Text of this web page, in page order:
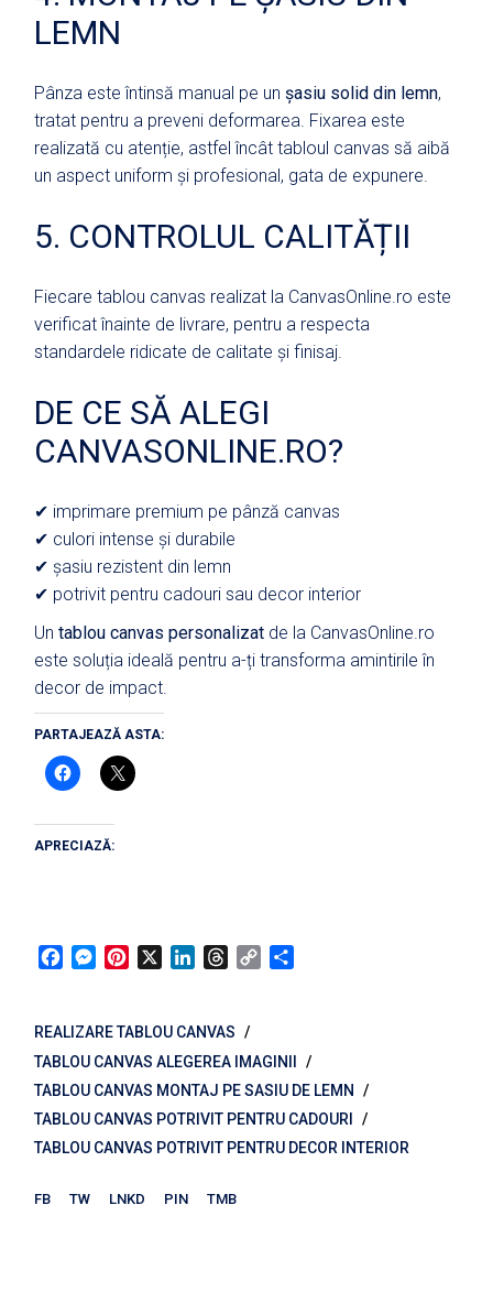
LEMN
Pânza este întinsă manual pe unșasiu solid din lemn,
tratat pentru a preveni deformarea. Fixarea este
realizată cu atenție, astfel încât tabloul canvas să aibă
un aspect uniform și profesional, gata de expunere.
5. CONTROLUL CALITĂȚII
Fiecare tablou canvas realizat la CanvasOnline.ro este
verificat înainte de livrare, pentru a respecta
standardele ridicate de calitate și finisaj.
DE CE SĂ ALEGI
CANVASONLINE.RO?
✔ imprimare premium pe pânză canvas
✔ culori intense și durabile
✔ șasiu rezistent din lemn
✔ potrivit pentru cadouri sau decor interior
Untablou canvas personalizat de la CanvasOnline.ro
este soluția ideală pentru a-ți transforma amintirile în
decor de impact.
PARTAJEAZĂ ASTA:
APRECIAZĂ:
FacebookMessenger
Pinterest LinkedInThreads
Copy
REALIZARE TABLOU CANVAS
TABLOU CANVAS ALEGEREA IMAGINII
TABLOU CANVAS MONTAJ PE SASIU DE LEMN
TABLOU CANVAS POTRIVIT PENTRU CADOURI
TABLOU CANVAS POTRIVIT PENTRU DECOR INTERIOR
FB TW LNKD PIN TMB